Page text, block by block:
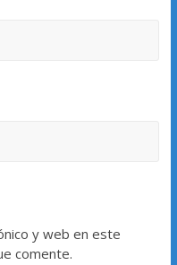
y web en este
comente.